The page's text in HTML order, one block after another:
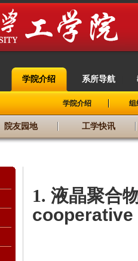
学院介绍 系所导航
学院介绍 组
院友园地 工学快讯
1. 液晶聚合